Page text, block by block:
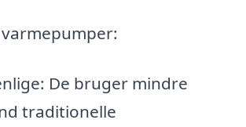
De bruger mindre
traditionelle